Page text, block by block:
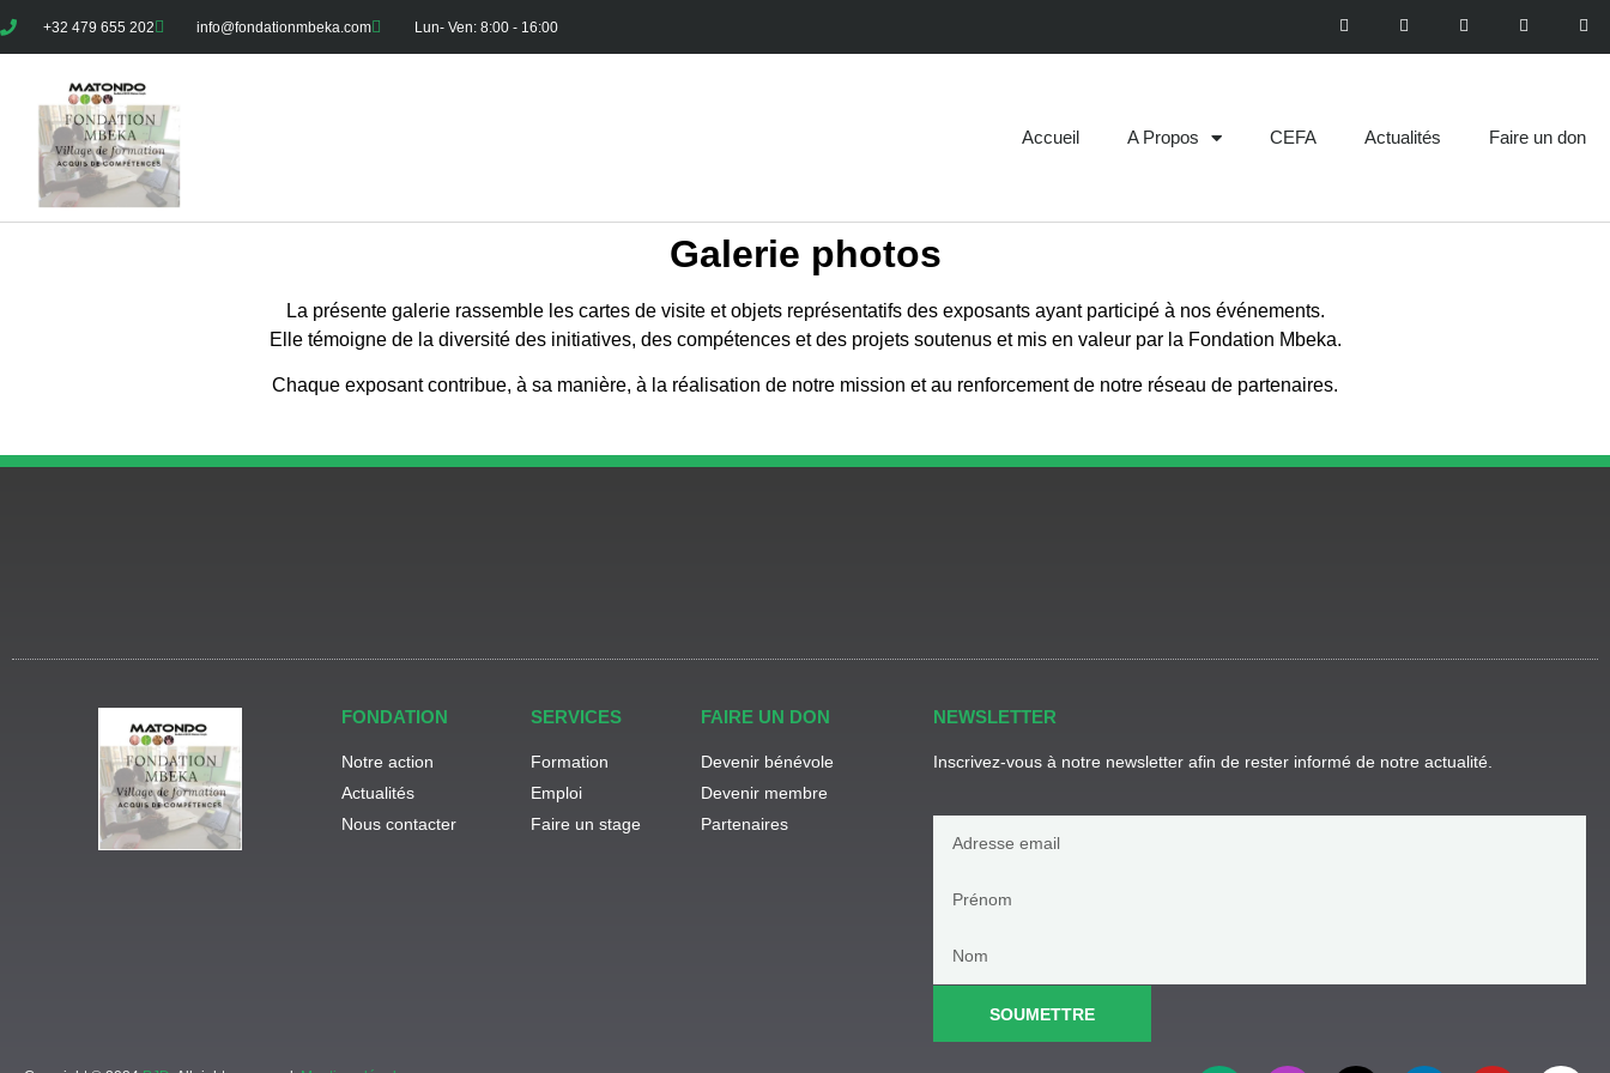
+32 479 655 202 info@fondationmbeka.com Lun- Ven: 8:00 - 16:00
Accueil A Propos CEFA Actualités Faire un don
Galerie photos
La présente galerie rassemble les cartes de visite et objets représentatifs des exposants ayant participé à nos événements.
Elle témoigne de la diversité des initiatives, des compétences et des projets soutenus et mis en valeur par la Fondation Mbeka.
Chaque exposant contribue, à sa manière, à la réalisation de notre mission et au renforcement de notre réseau de partenaires.
FONDATION
Notre action
Actualités
Nous contacter
SERVICES
Formation
Emploi
Faire un stage
FAIRE UN DON
Devenir bénévole
Devenir membre
Partenaires
NEWSLETTER
Inscrivez-vous à notre newsletter afin de rester informé de notre actualité.
SOUMETTRE